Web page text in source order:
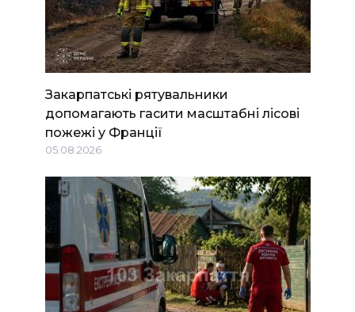
Закарпатські рятувальники
допомагають гасити масштабні лісові
пожежі у Франції
05.08.2026